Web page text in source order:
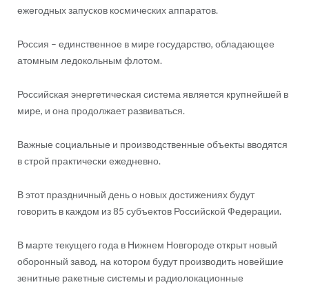
ежегодных запусков космических аппаратов.
Россия – единственное в мире государство, обладающее
атомным ледокольным флотом.
Российская энергетическая система является крупнейшей в
мире, и она продолжает развиваться.
Важные социальные и производственные объекты вводятся
в строй практически ежедневно.
В этот праздничный день о новых достижениях будут
говорить в каждом из 85 субъектов Российской Федерации.
В марте текущего года в Нижнем Новгороде открыт новый
оборонный завод, на котором будут производить новейшие
зенитные ракетные системы и радиолокационные